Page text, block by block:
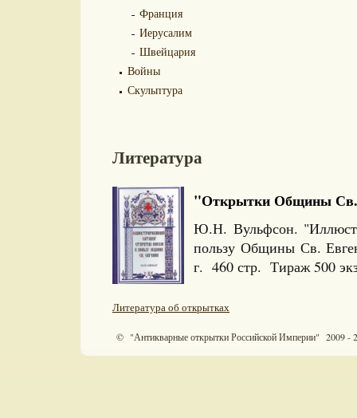
Франция
Иерусалим
Швейцария
Войны
Скульптура
Литература
"Открытки Общины Св.
Ю.Н. Вульфсон.
пользу Общины Св.
г. 460 стр. Тираж 500
Литература об открытках
© "Антикварные открытки Российской Империи" 2009 -